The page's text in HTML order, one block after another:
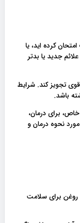
کرده اید، یا
جدید یا بدتر
تجویز کند. شرایط
باشد.
برای درمان،
نحوه درمان و
برای سلامت